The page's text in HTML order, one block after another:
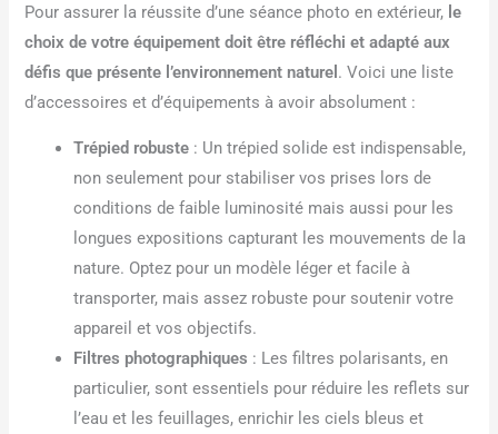
Pour assurer la réussite d’une séance photo en extérieur, le
choix de votre équipement doit être réfléchi et adapté aux
défis que présente l’environnement naturel . Voici une liste
d’accessoires et d’équipements à avoir absolument :
Trépied robuste : Un trépied solide est indispensable,
non seulement pour stabiliser vos prises lors de
conditions de faible luminosité mais aussi pour les
longues expositions capturant les mouvements de la
nature. Optez pour un modèle léger et facile à
transporter, mais assez robuste pour soutenir votre
appareil et vos objectifs.
Filtres photographiques : Les filtres polarisants, en
particulier, sont essentiels pour réduire les reflets sur
l’eau et les feuillages, enrichir les ciels bleus et